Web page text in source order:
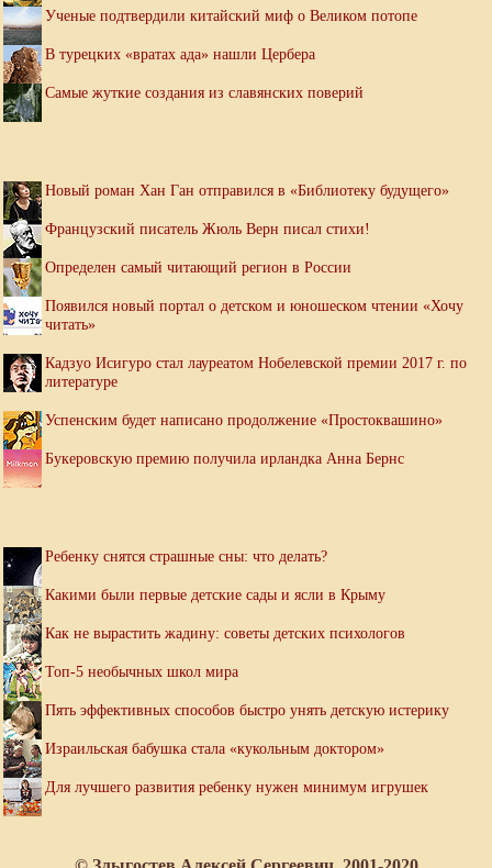
Ученые подтвердили китайский миф о Великом потопе
В турецких «вратах ада» нашли Цербера
Самые жуткие создания из славянских поверий
Новый роман Хан Ган отправился в «Библиотеку будущего»
Французский писатель Жюль Верн писал стихи!
Определен самый читающий регион в России
Появился новый портал о детском и юношеском чтении «Хочу
читать»
Кадзуо Исигуро стал лауреатом Нобелевской премии 2017 г. по
литературе
Успенским будет написано продолжение «Простоквашино»
Букеровскую премию получила ирландка Анна Бернс
Ребенку снятся страшные сны: что делать?
Какими были первые детские сады и ясли в Крыму
Как не вырастить жадину: советы детских психологов
Топ-5 необычных школ мира
Пять эффективных способов быстро унять детскую истерику
Израильская бабушка стала «кукольным доктором»
Для лучшего развития ребенку нужен минимум игрушек